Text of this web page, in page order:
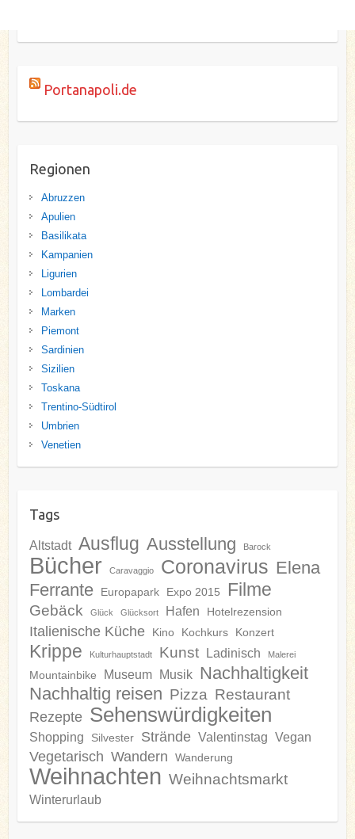
Portanapoli.de
Regionen
Abruzzen
Apulien
Basilikata
Kampanien
Ligurien
Lombardei
Marken
Piemont
Sardinien
Sizilien
Toskana
Trentino-Südtirol
Umbrien
Venetien
Tags
Altstadt Ausflug Ausstellung Barock
Bücher Caravaggio Coronavirus Elena
Ferrante
Europapark Expo 2015 Filme
Gebäck Glück Glücksort Hafen Hotelrezension
Italienische Küche Kino Kochkurs Konzert
Krippe Kulturhauptstadt Kunst Ladinisch Malerei
Mountainbike Museum Musik Nachhaltigkeit
Nachhaltig reisen Pizza Restaurant
Rezepte Sehenswürdigkeiten
Shopping Silvester Strände Valentinstag Vegan
Vegetarisch Wandern Wanderung
Weihnachten Weihnachtsmarkt
Winterurlaub